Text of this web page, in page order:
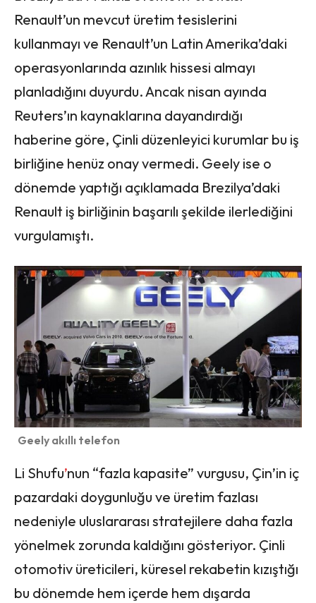
Renault’un mevcut üretim tesislerini
kullanmayı ve Renault’un Latin Amerika’daki
operasyonlarında azınlık hissesi almayı
planladığını duyurdu. Ancak nisan ayında
Reuters’ın kaynaklarına dayandırdığı
haberine göre, Çinli düzenleyici kurumlar bu iş
birliğine henüz onay vermedi. Geely ise o
dönemde yaptığı açıklamada Brezilya’daki
Renault iş birliğinin başarılı şekilde ilerlediğini
vurgulamıştı.
Geely akıllı telefon
Li Shufu’nun “fazla kapasite” vurgusu, Çin’in iç
pazardaki doygunluğu ve üretim fazlası
nedeniyle uluslararası stratejilere daha fazla
yönelmek zorunda kaldığını gösteriyor. Çinli
otomotiv üreticileri, küresel rekabetin kızıştığı
bu dönemde hem içerde hem dışarda